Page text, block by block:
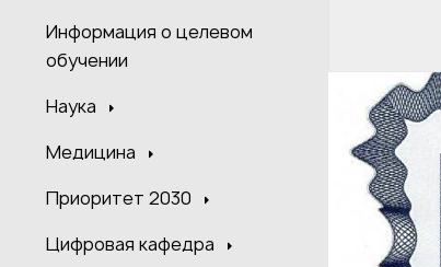
Информация о целевом
обучении
Наука
Медицина
Приоритет 2030
Цифровая кафедра